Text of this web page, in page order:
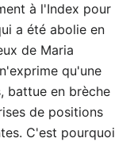
à l'Index pour
a été abolie en
de Maria
n'exprime qu'une
battue en brèche
de positions
C'est pourquoi